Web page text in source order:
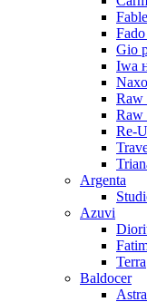
Gio
Iwa
Raw
Raw
Re-
Argenta
Azuvi
Terra
Baldoсer